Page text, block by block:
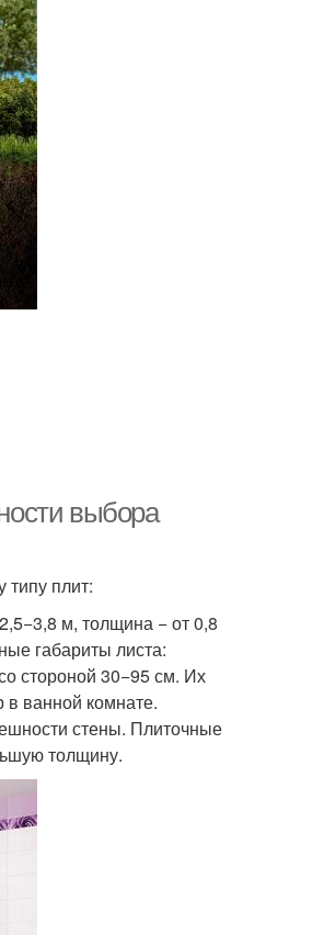
выбора
плит:
м, толщина − от 0,8
габариты листа:
стороной 30−95 см. Их
ванной комнате.
стены. Плиточные
толщину.